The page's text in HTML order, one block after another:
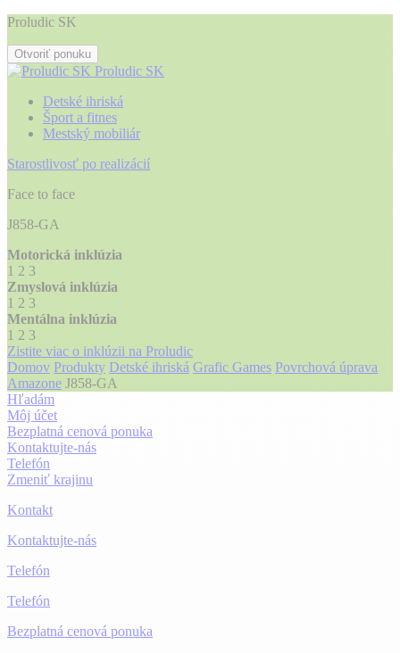
Proludic SK
Otvoriť ponuku
Proludic SK
Detské ihriská
Šport a fitnes
Mestský mobiliár
Starostlivosť po realizácií
Face to face
J858-GA
Motorická inklúzia
1 2 3
Zmyslová inklúzia
1 2 3
Mentálna inklúzia
1 2 3
Zistite viac o inklúzii na Proludic
Domov Produkty Detské ihriská Grafic Games Povrchová úprava
Amazone J858-GA
Hľadám
Môj účet
Bezplatná cenová ponuka
Kontaktujte-nás
Telefón
Zmeniť krajinu
Kontakt
Kontaktujte-nás
Telefón
Telefón
Bezplatná cenová ponuka